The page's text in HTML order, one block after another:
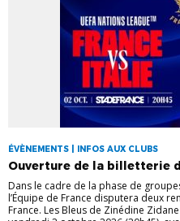
ÉVÈNEMENTS | INFOS AUX CLUBS
Ouverture de la billetterie
Dans le cadre de la phase de
l’Équipe de France disputera deux
France. Les Bleus de Zinédine